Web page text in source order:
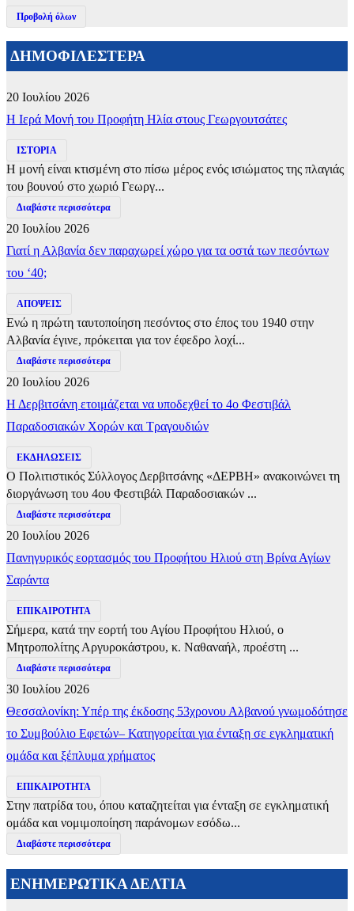
Προβολή όλων
ΔΗΜΟΦΙΛΕΣΤΕΡΑ
20 Ιουλίου 2026
​Η Ιερά Μονή του Προφήτη Ηλία στους Γεωργουτσάτες
ΙΣΤΟΡΙΑ
Η μονή είναι κτισμένη στο πίσω μέρος ενός ισιώματος της πλαγιάς
του βουνού στο χωριό Γεωργ...
Διαβάστε περισσότερα
20 Ιουλίου 2026
Γιατί η Αλβανία δεν παραχωρεί χώρο για τα οστά των πεσόντων
του ‘40;
ΑΠΟΨΕΙΣ
Ενώ η πρώτη ταυτοποίηση πεσόντος στο έπος του 1940 στην
Αλβανία έγινε, πρόκειται για τον έφεδρο λοχί...
Διαβάστε περισσότερα
20 Ιουλίου 2026
Η Δερβιτσάνη ετοιμάζεται να υποδεχθεί το 4ο Φεστιβάλ
Παραδοσιακών Χορών και Τραγουδιών
ΕΚΔΗΛΩΣΕΙΣ
Ο Πολιτιστικός Σύλλογος Δερβιτσάνης «ΔΕΡΒΗ» ανακοινώνει τη
διοργάνωση του 4ου Φεστιβάλ Παραδοσιακών ...
Διαβάστε περισσότερα
20 Ιουλίου 2026
Πανηγυρικός εορτασμός του Προφήτου Ηλιού στη Βρίνα Αγίων
Σαράντα
ΕΠΙΚΑΙΡΟΤΗΤΑ
Σήμερα, κατά την εορτή του Αγίου Προφήτου Ηλιού, ο
Μητροπολίτης Αργυροκάστρου, κ. Ναθαναήλ, προέστη ...
Διαβάστε περισσότερα
30 Ιουλίου 2026
Θεσσαλονίκη: Υπέρ της έκδοσης 53χρονου Αλβανού γνωμοδότησε
το Συμβούλιο Εφετών– Κατηγορείται για ένταξη σε εγκληματική
ομάδα και ξέπλυμα χρήματος
ΕΠΙΚΑΙΡΟΤΗΤΑ
Στην πατρίδα του, όπου καταζητείται για ένταξη σε εγκληματική
ομάδα και νομιμοποίηση παράνομων εσόδω...
Διαβάστε περισσότερα
ΕΝΗΜΕΡΩΤΙΚΑ ΔΕΛΤΙΑ